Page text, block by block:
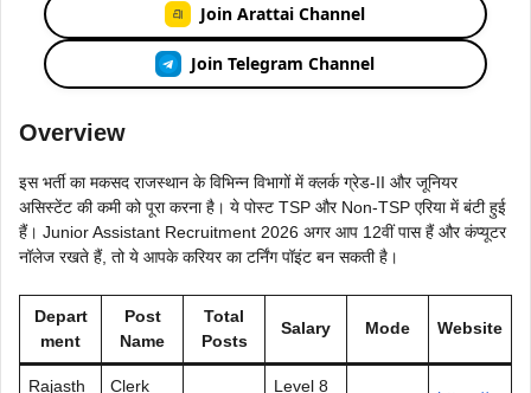
Join Arattai Channel
Join Telegram Channel
Overview
इस भर्ती का मकसद राजस्थान के विभिन्न विभागों में क्लर्क ग्रेड-II और जूनियर
असिस्टेंट की कमी को पूरा करना है। ये पोस्ट TSP और Non-TSP एरिया में बंटी हुई
हैं। Junior Assistant Recruitment 2026 अगर आप 12वीं पास हैं और कंप्यूटर
नॉलेज रखते हैं, तो ये आपके करियर का टर्निंग पॉइंट बन सकती है।
Depart
ment
Post
Name
Total
Posts
Salary Mode Website
Rajasth
Clerk
Level 8